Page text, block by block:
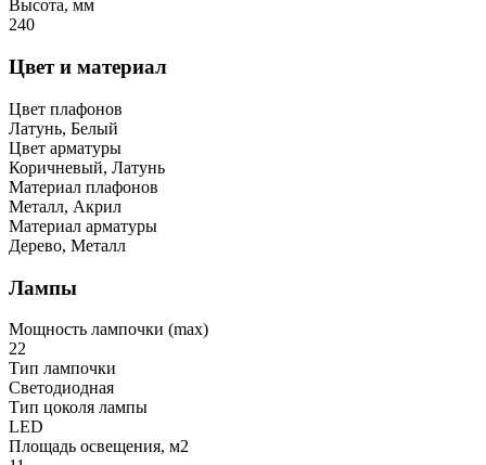
Высота, мм
240
Цвет и материал
Цвет плафонов
Латунь, Белый
Цвет арматуры
Коричневый, Латунь
Материал плафонов
Металл, Акрил
Материал арматуры
Дерево, Металл
Лампы
Мощность лампочки (max)
22
Тип лампочки
Светодиодная
Тип цоколя лампы
LED
Площадь освещения, м2